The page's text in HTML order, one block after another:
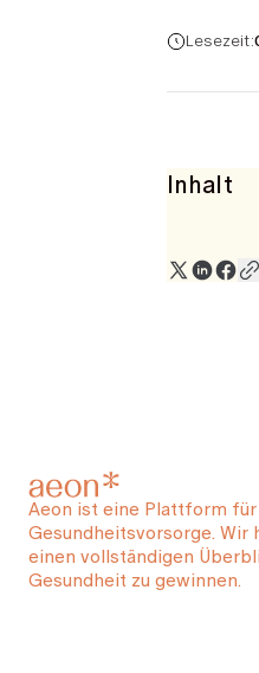
Lesezeit:
Inhalt
Aeon ist eine Plattform für
Gesundheitsvorsorge. Wir
einen vollständigen
Gesundheit zu gewinnen.